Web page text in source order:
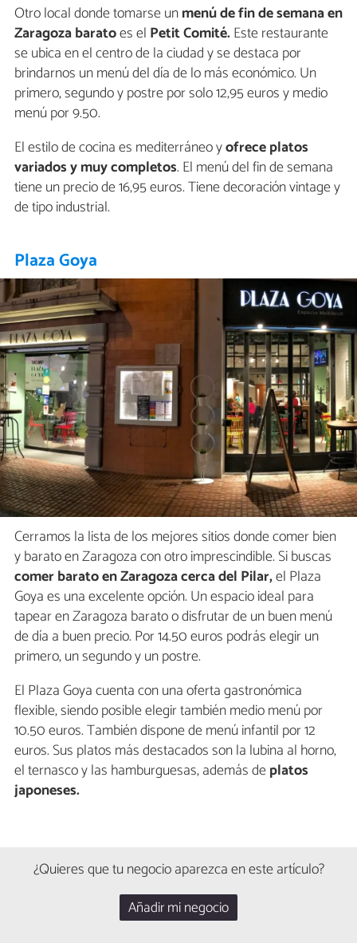
Otro local donde tomarse unmenú de fin de semana en
Zaragoza baratoes el Petit Comité.Este restaurante
se ubica en el centro de la ciudad y se destaca por
brindarnos un menú del día de lo más económico. Un
primero, segundo y postre por solo 12,95 euros y medio
menú por 9.50.
El estilo de cocina es mediterráneo yofrece platos
variados y muy completos. El menú del fin de semana
tiene un precio de 16,95 euros. Tiene decoración vintage y
de tipo industrial.
Plaza Goya
Cerramos la lista de los mejores sitios donde comer bien
y barato en Zaragoza con otro imprescindible. Si buscas
comer barato en Zaragoza cerca del Pilar,el Plaza
Goya es una excelente opción. Un espacio ideal para
tapear en Zaragoza barato o disfrutar de un buen menú
de día a buen precio. Por 14.50 euros podrás elegir un
primero, un segundo y un postre.
El Plaza Goya cuenta con una oferta gastronómica
flexible, siendo posible elegir también medio menú por
10.50 euros. También dispone de menú infantil por 12
euros. Sus platos más destacados son la lubina al horno,
el ternasco y las hamburguesas, además deplatos
japoneses.
¿Quieres que tu negocio aparezca en este artículo?
Añadir mi negocio